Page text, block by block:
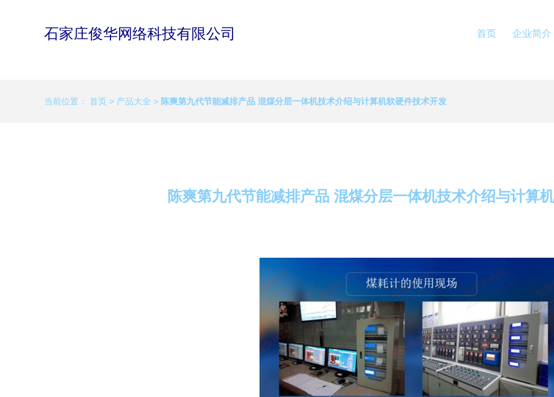
石家庄俊华网络科技有限公司 首页 企业简介
当前位置： 首页 > 产品大全 > 陈爽第九代节能减排产品 混煤分层一体机技术介绍与计算机软硬件技术开发
陈爽第九代节能减排产品 混煤分层一体机技术介绍与计算